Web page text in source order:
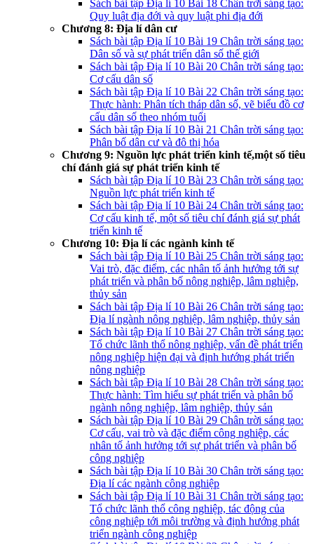
Sách bài tập Địa lí 10 Bài 18 Chân trời sáng tạo:
Quy luật địa đới và quy luật phi địa đới
Chương 8: Địa lí dân cư
Sách bài tập Địa lí 10 Bài 19 Chân trời sáng tạo:
Dân số và sự phát triển dân số thế giới
Sách bài tập Địa lí 10 Bài 20 Chân trời sáng tạo:
Cơ cấu dân số
Sách bài tập Địa lí 10 Bài 22 Chân trời sáng tạo:
Thực hành: Phân tích tháp dân số, vẽ biểu đồ cơ
cấu dân số theo nhóm tuổi
Sách bài tập Địa lí 10 Bài 21 Chân trời sáng tạo:
Phân bố dân cư và đô thị hóa
Chương 9: Nguồn lực phát triển kinh tế,một số tiêu
chí đánh giá sự phát triển kinh tế
Sách bài tập Địa lí 10 Bài 23 Chân trời sáng tạo:
Nguồn lực phát triển kinh tế
Sách bài tập Địa lí 10 Bài 24 Chân trời sáng tạo:
Cơ cấu kinh tế, một số tiêu chí đánh giá sự phát
triển kinh tế
Chương 10: Địa lí các ngành kinh tế
Sách bài tập Địa lí 10 Bài 25 Chân trời sáng tạo:
Vai trò, đặc điểm, các nhân tố ảnh hưởng tới sự
phát triển và phân bố nông nghiệp, lâm nghiệp,
thủy sản
Sách bài tập Địa lí 10 Bài 26 Chân trời sáng tạo:
Địa lí ngành nông nghiệp, lâm nghiệp, thủy sản
Sách bài tập Địa lí 10 Bài 27 Chân trời sáng tạo:
Tổ chức lãnh thổ nông nghiệp, vấn đề phát triển
nông nghiệp hiện đại và định hướng phát triển
nông nghiệp
Sách bài tập Địa lí 10 Bài 28 Chân trời sáng tạo:
Thực hành: Tìm hiểu sự phát triển và phân bố
ngành nông nghiệp, lâm nghiệp, thủy sản
Sách bài tập Địa lí 10 Bài 29 Chân trời sáng tạo:
Cơ cấu, vai trò và đặc điểm công nghiệp, các
nhân tố ảnh hưởng tới sự phát triển và phân bố
công nghiệp
Sách bài tập Địa lí 10 Bài 30 Chân trời sáng tạo:
Địa lí các ngành công nghiệp
Sách bài tập Địa lí 10 Bài 31 Chân trời sáng tạo:
Tổ chức lãnh thổ công nghiệp, tác động của
công nghiệp tới môi trường và định hướng phát
triển ngành công nghiệp